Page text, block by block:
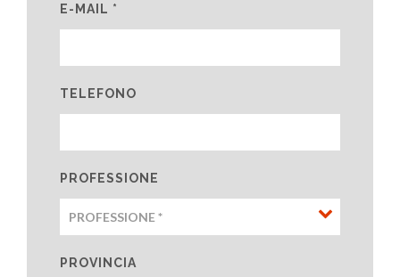
E-MAIL *
TELEFONO
PROFESSIONE
PROVINCIA